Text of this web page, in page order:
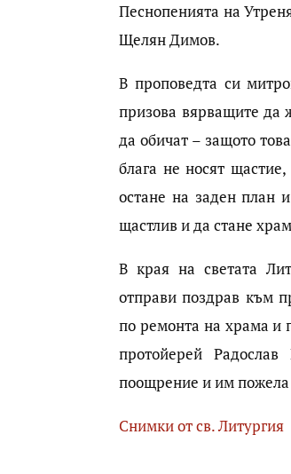
Песнопенията на
Щелян Димов.
В проповедта си
призова вярващите да
да обичат – защото
блага не носят
остане на заден план
щастлив и да стане
В края на светата
отправи поздрав към
по ремонта на храма и
протойерей
поощрение и им пожела
Снимки от св. Литургия